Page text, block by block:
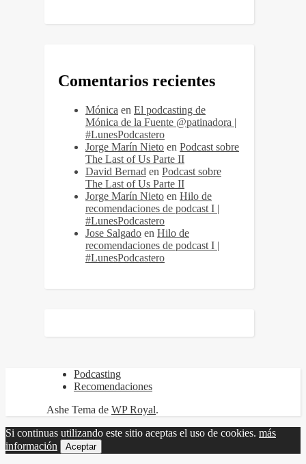
Comentarios recientes
Mónica en El podcasting de
Mónica de la Fuente @patinadora |
#LunesPodcastero
Jorge Marín Nieto en Podcast sobre
The Last of Us Parte II
David Bernad en Podcast sobre
The Last of Us Parte II
Jorge Marín Nieto en Hilo de
recomendaciones de podcast I |
#LunesPodcastero
Jose Salgado en Hilo de
recomendaciones de podcast I |
#LunesPodcastero
Podcasting
Recomendaciones
Ashe Tema de WP Royal.
Si continuas utilizando este sitio aceptas el uso de cookies. más
información
Aceptar